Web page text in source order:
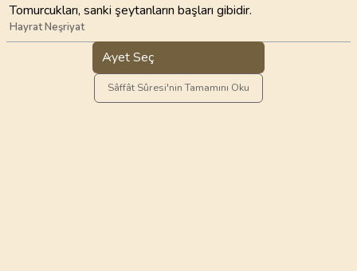
Tomurcukları, sanki şeytanların başları gibidir.
Hayrat Neşriyat
Ayet Seç
Sâffât Sûresi'nin Tamamını Oku